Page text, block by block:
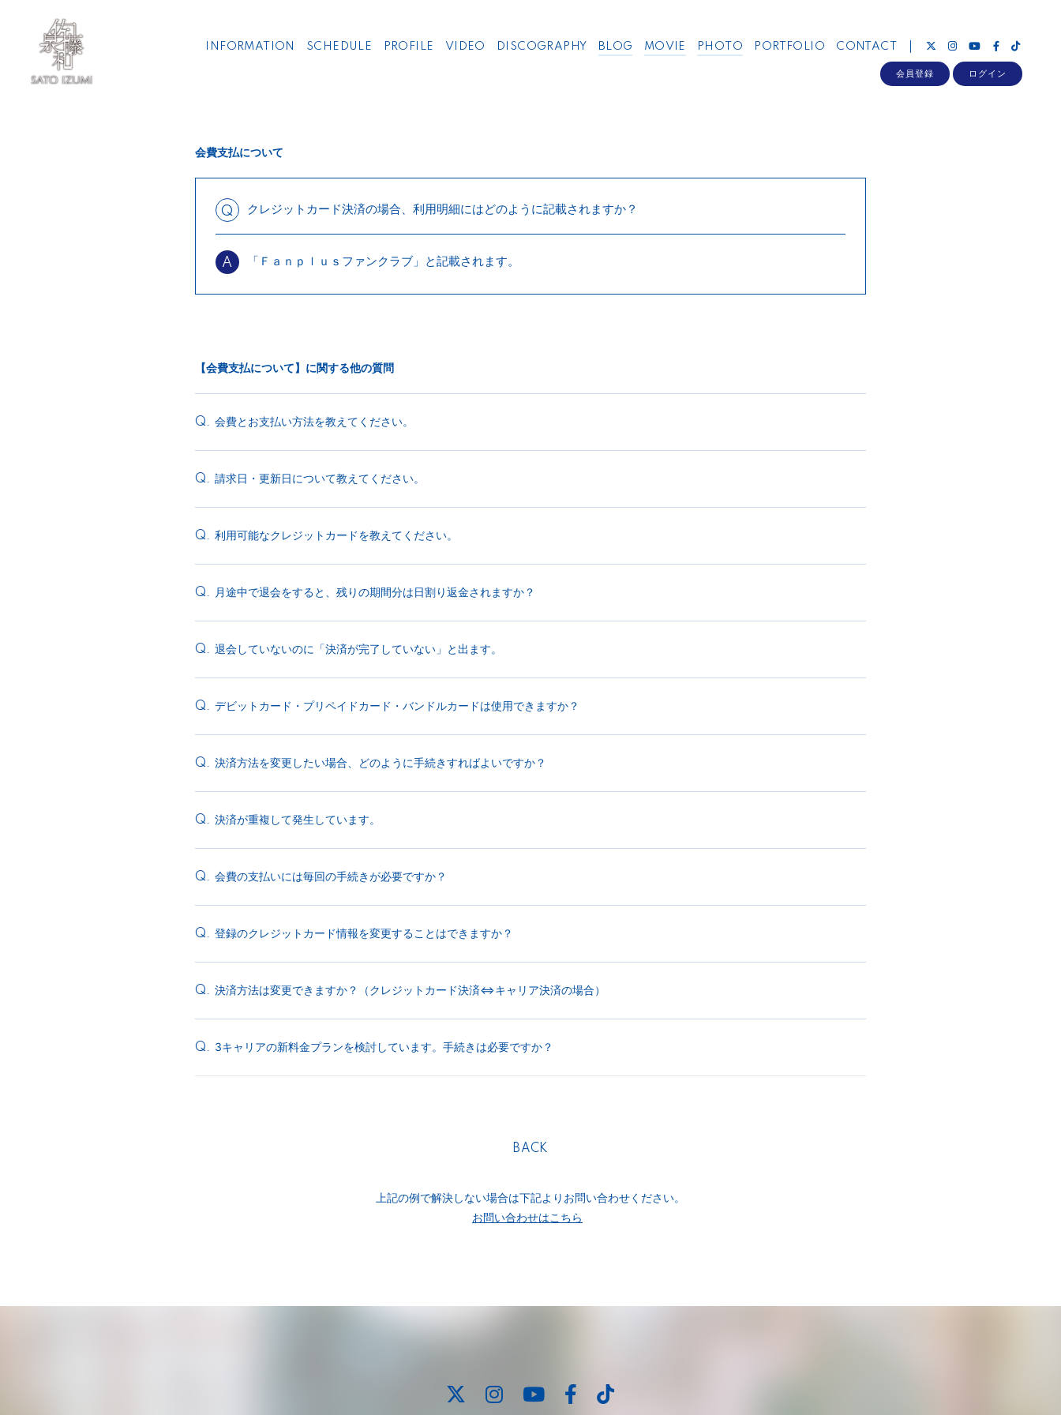
INFORMATION SCHEDULE PROFILE VIDEO DISCOGRAPHY BLOG MOVIE PHOTO PORTFOLIO CONTACT
会員登録 ログイン
会費支払について
Q クレジットカード決済の場合、利用明細にはどのように記載されますか？
A 「Ｆａｎｐｌｕｓファンクラブ」と記載されます。
【会費支払について】に関する他の質問
Q. 会費とお支払い方法を教えてください。
Q. 請求日・更新日について教えてください。
Q. 利用可能なクレジットカードを教えてください。
Q. 月途中で退会をすると、残りの期間分は日割り返金されますか？
Q. 退会していないのに「決済が完了していない」と出ます。
Q. デビットカード・プリペイドカード・バンドルカードは使用できますか？
Q. 決済方法を変更したい場合、どのように手続きすればよいですか？
Q. 決済が重複して発生しています。
Q. 会費の支払いには毎回の手続きが必要ですか？
Q. 登録のクレジットカード情報を変更することはできますか？
Q. 決済方法は変更できますか？（クレジットカード決済⇔キャリア決済の場合）
Q. 3キャリアの新料金プランを検討しています。手続きは必要ですか？
BACK
上記の例で解決しない場合は下記よりお問い合わせください。
お問い合わせはこちら